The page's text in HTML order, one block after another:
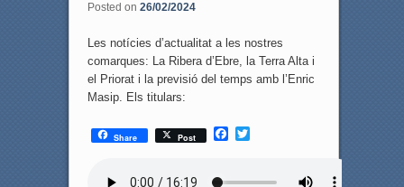
Posted on 26/02/2024
Les notícies d’actualitat a les nostres
comarques: La Ribera d’Ebre, la Terra Alta i
el Priorat i la previsió del temps amb l’Enric
Masip. Els titulars:
Share Post
F
T